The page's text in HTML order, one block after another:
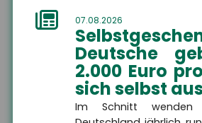
07.08.2026
Deutsche
2.000 Euro
sich selbst
Im Schnitt wenden
Freiberufler
Als Freiberufler
viele Maßnahmen,
zum Schutze Ihrer
Ihres Unternehmens
Ihrer Mitarbeiter